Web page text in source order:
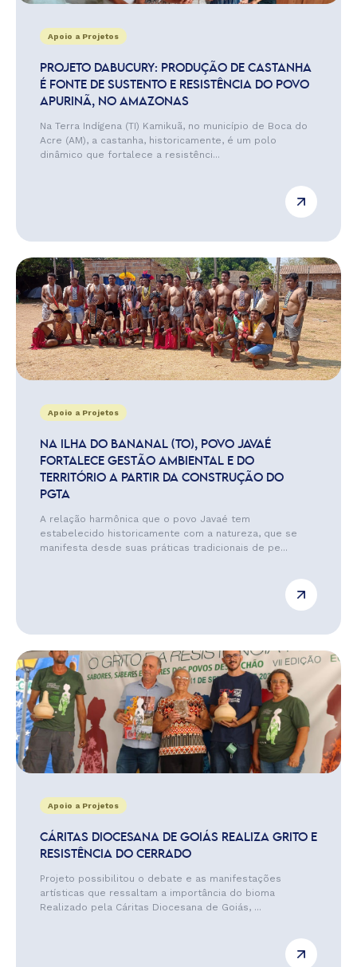
Apoio a Projetos
PROJETO DABUCURY: PRODUÇÃO DE CASTANHA
É FONTE DE SUSTENTO E RESISTÊNCIA DO POVO
APURINÃ, NO AMAZONAS
Na Terra Indígena (TI) Kamikuã, no município de Boca do
Acre (AM), a castanha, historicamente, é um polo
dinâmico que fortalece a resistênci...
Apoio a Projetos
NA ILHA DO BANANAL (TO), POVO JAVAÉ
FORTALECE GESTÃO AMBIENTAL E DO
TERRITÓRIO A PARTIR DA CONSTRUÇÃO DO
PGTA
A relação harmônica que o povo Javaé tem
estabelecido historicamente com a natureza, que se
manifesta desde suas práticas tradicionais de pe...
Apoio a Projetos
CÁRITAS DIOCESANA DE GOIÁS REALIZA GRITO E
RESISTÊNCIA DO CERRADO
Projeto possibilitou o debate e as manifestações
artísticas que ressaltam a importância do bioma
Realizado pela Cáritas Diocesana de Goiás, ...